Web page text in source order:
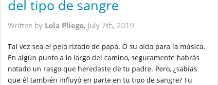
del tipo de sangre
Written by Lola Pliego, July 7th, 2019
Tal vez sea el pelo rizado de papá. O su oído para la música.
En algún punto a lo largo del camino, seguramente habrás
notado un rasgo que heredaste de tu padre. Pero, ¿sabías
que él también influyó en parte en tu tipo de sangre? Tu